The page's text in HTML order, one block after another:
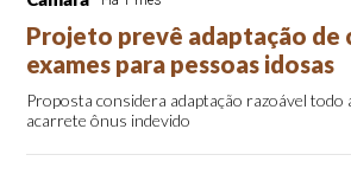
Projeto prevê adaptação de
exames para pessoas idosas
Proposta considera adaptação razoável todo
acarrete ônus indevido